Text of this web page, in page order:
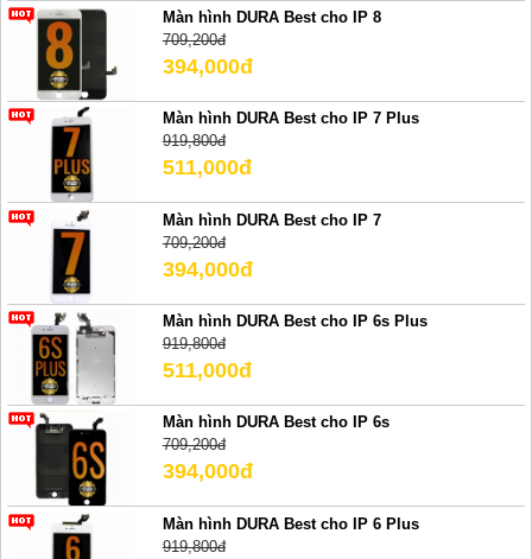
Màn hình DURA Best cho IP 8
709,200đ
394,000đ
Màn hình DURA Best cho IP 7 Plus
919,800đ
511,000đ
Màn hình DURA Best cho IP 7
709,200đ
394,000đ
Màn hình DURA Best cho IP 6s Plus
919,800đ
511,000đ
Màn hình DURA Best cho IP 6s
709,200đ
394,000đ
Màn hình DURA Best cho IP 6 Plus
919,800đ